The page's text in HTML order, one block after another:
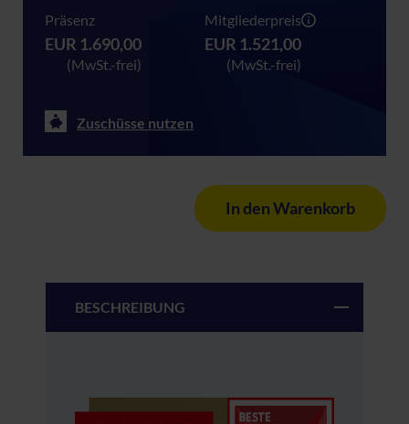
Präsenz
EUR 1.690,00
(MwSt.-frei)
Mitgliederpreis
EUR 1.521,00
(MwSt.-frei)
Zuschüsse nutzen
In den Warenkorb
BESCHREIBUNG